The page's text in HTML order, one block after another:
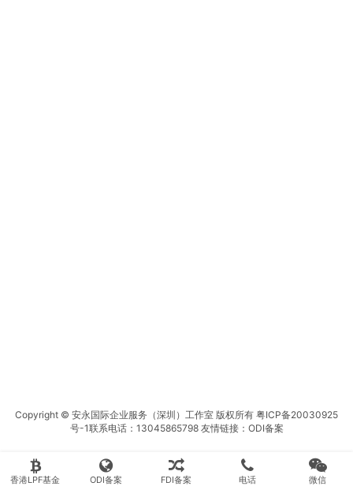
Copyright © 安永国际企业服务（深圳）工作室 版权所有 粤ICP备20030925
号-1联系电话：13045865798 友情链接： ODI备案
香港LPF基金 ODI备案 FDI备案 电话 微信